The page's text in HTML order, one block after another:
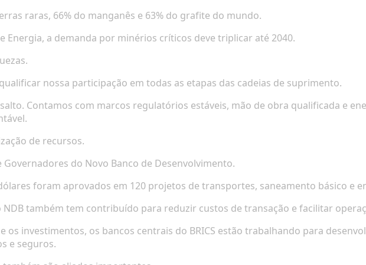
raras, 66% do manganês e 63% do grafite do mundo.
Energia, a demanda por minérios críticos deve triplicar até 2040.
nossa participação em todas as etapas das cadeias de suprimento.
Contamos com marcos regulatórios estáveis, mão de obra qualificada e
de recursos.
do Novo Banco de Desenvolvimento.
foram aprovados em 120 projetos de transportes, saneamento básico e
também tem contribuído para reduzir custos de transação e facilitar
investimentos, os bancos centrais do BRICS estão trabalhando para
e seguros.